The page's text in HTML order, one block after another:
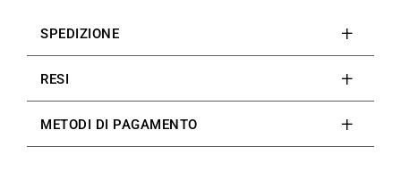
SPEDIZIONE
RESI
METODI DI PAGAMENTO